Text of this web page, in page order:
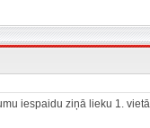
iespaidu ziņā lieku 1.